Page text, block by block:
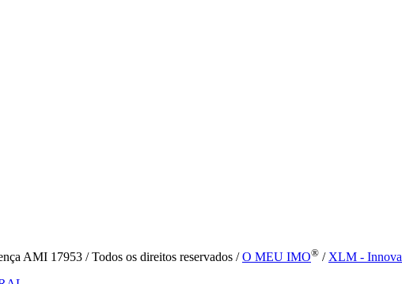
AMI 17953 / Todos os direitos reservados /O MEU IMO® / XLM -